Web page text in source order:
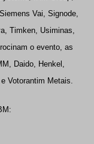
Vai, Signode,
Timken, Usiminas,
o evento, as
Daido, Henkel,
Votorantim Metais.